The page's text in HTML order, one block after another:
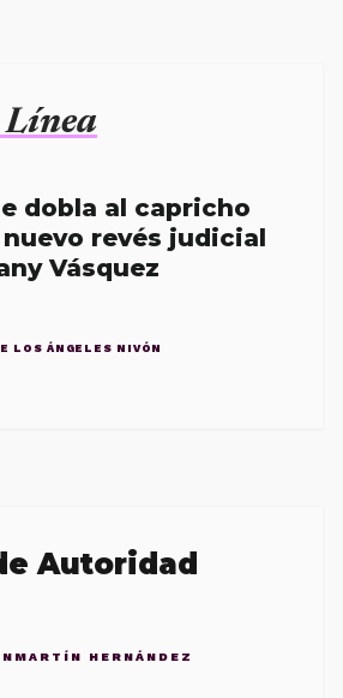
dobla al capricho
revés judicial
Vásquez
LOS ÁNGELES NIVÓN
Autoridad
HERNÁNDEZ